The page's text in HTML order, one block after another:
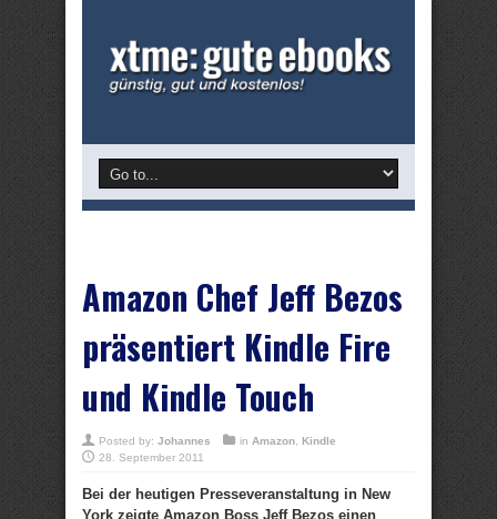
Amazon Chef Jeff Bezos
präsentiert Kindle Fire
und Kindle Touch
Posted by: Johannes in Amazon Kindle
28. September 2011
Bei der heutigen Presseveranstaltung in New
York zeigte Amazon Boss Jeff Bezos einen